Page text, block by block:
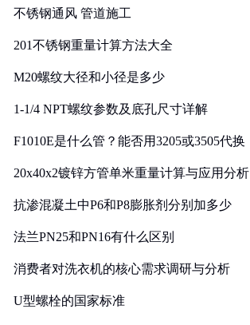
不锈钢通风 管道施工
201不锈钢重量计算方法大全
M20螺纹大径和小径是多少
1-1/4 NPT螺纹参数及底孔尺寸详解
F1010E是什么管？能否用3205或3505代换
20x40x2镀锌方管单米重量计算与应用分析
抗渗混凝土中P6和P8膨胀剂分别加多少
法兰PN25和PN16有什么区别
消费者对洗衣机的核心需求调研与分析
U型螺栓的国家标准